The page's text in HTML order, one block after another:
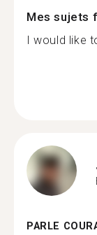
Mes sujets
I would like
PARLE